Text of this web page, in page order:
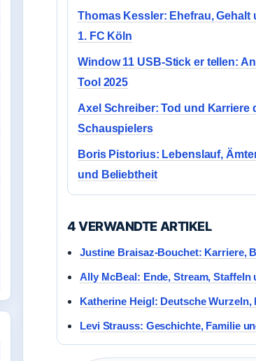
Thomas Kessler: Ehefrau, Gehalt
1. FC Köln
Window 11 USB-Stick er tellen:
Tool 2025
Axel Schreiber: Tod und Karriere
Schauspielers
Boris Pistorius: Lebenslauf,
und Beliebtheit
4 VERWANDTE ARTIKEL
Justine Braisaz-Bouchet: Karriere,
Ally McBeal: Ende, Stream,
Katherine Heigl: Deutsche Wurzeln,
Levi Strauss: Geschichte, Familie